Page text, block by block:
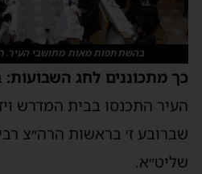
בהשתתפות מאות מתושבי העיר.
כך מתכוננים לחג השבועות:
העיר התכנסו בבית המדרש
שברובע ז׳ בראשות הרה״צ
שליט״א.